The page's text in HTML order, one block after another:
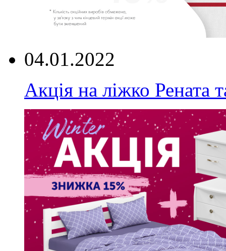
04.01.2022
Акція на ліжко